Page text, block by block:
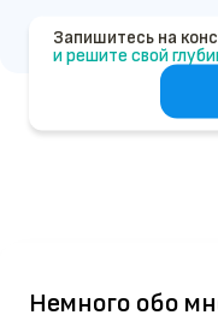
Запишитесь на
и решите свой
Немного обо